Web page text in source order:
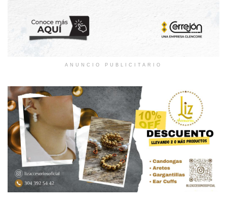
ANUNCIO PUBLICITARIO